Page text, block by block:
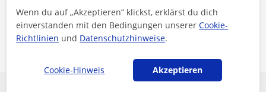
Dies ist die durchschnittliche Antwortzeit auf
Anfragen
Wenn du auf „Akzeptieren” klickst, erklärst du dich
einverstanden mit den Bedingungen unsererCookie-
Richtlinien und Datenschutzhinweise.
Cookie-Hinweis Akzeptieren